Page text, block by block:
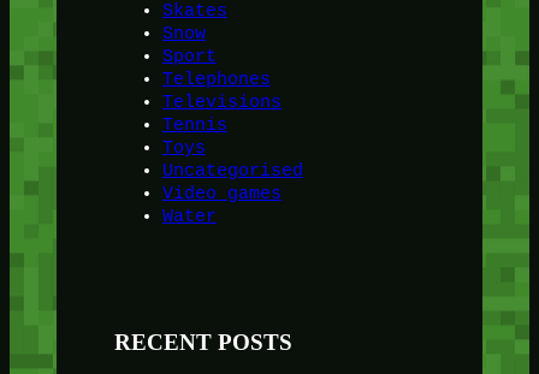
Skates
Snow
Sport
Telephones
Televisions
Tennis
Toys
Uncategorised
Video games
Water
RECENT POSTS